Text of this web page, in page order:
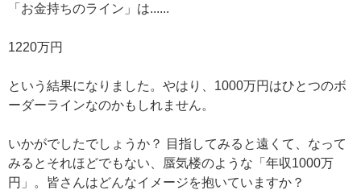
「お金持ちのライン」は......
1220万円
という結果になりました。やはり、1000万円はひとつのボ
ーダーラインなのかもしれません。
いかがでしたでしょうか？ 目指してみると遠くて、なって
みるとそれほどでもない、蜃気楼のような「年収1000万
円」。皆さんはどんなイメージを抱いていますか？